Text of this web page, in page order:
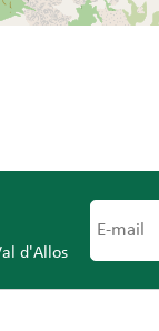
d'Allos